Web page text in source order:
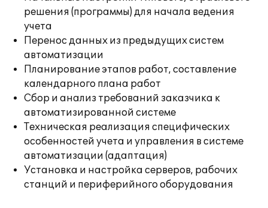
решения (программы) для начала ведения
учета
Перенос данных из предыдущих систем
автоматизации
Планирование этапов работ, составление
календарного плана работ
Сбор и анализ требований заказчика к
автоматизированной системе
Техническая реализация специфических
особенностей учета и управления в системе
автоматизации (адаптация)
Установка и настройка серверов, рабочих
станций и периферийного оборудования